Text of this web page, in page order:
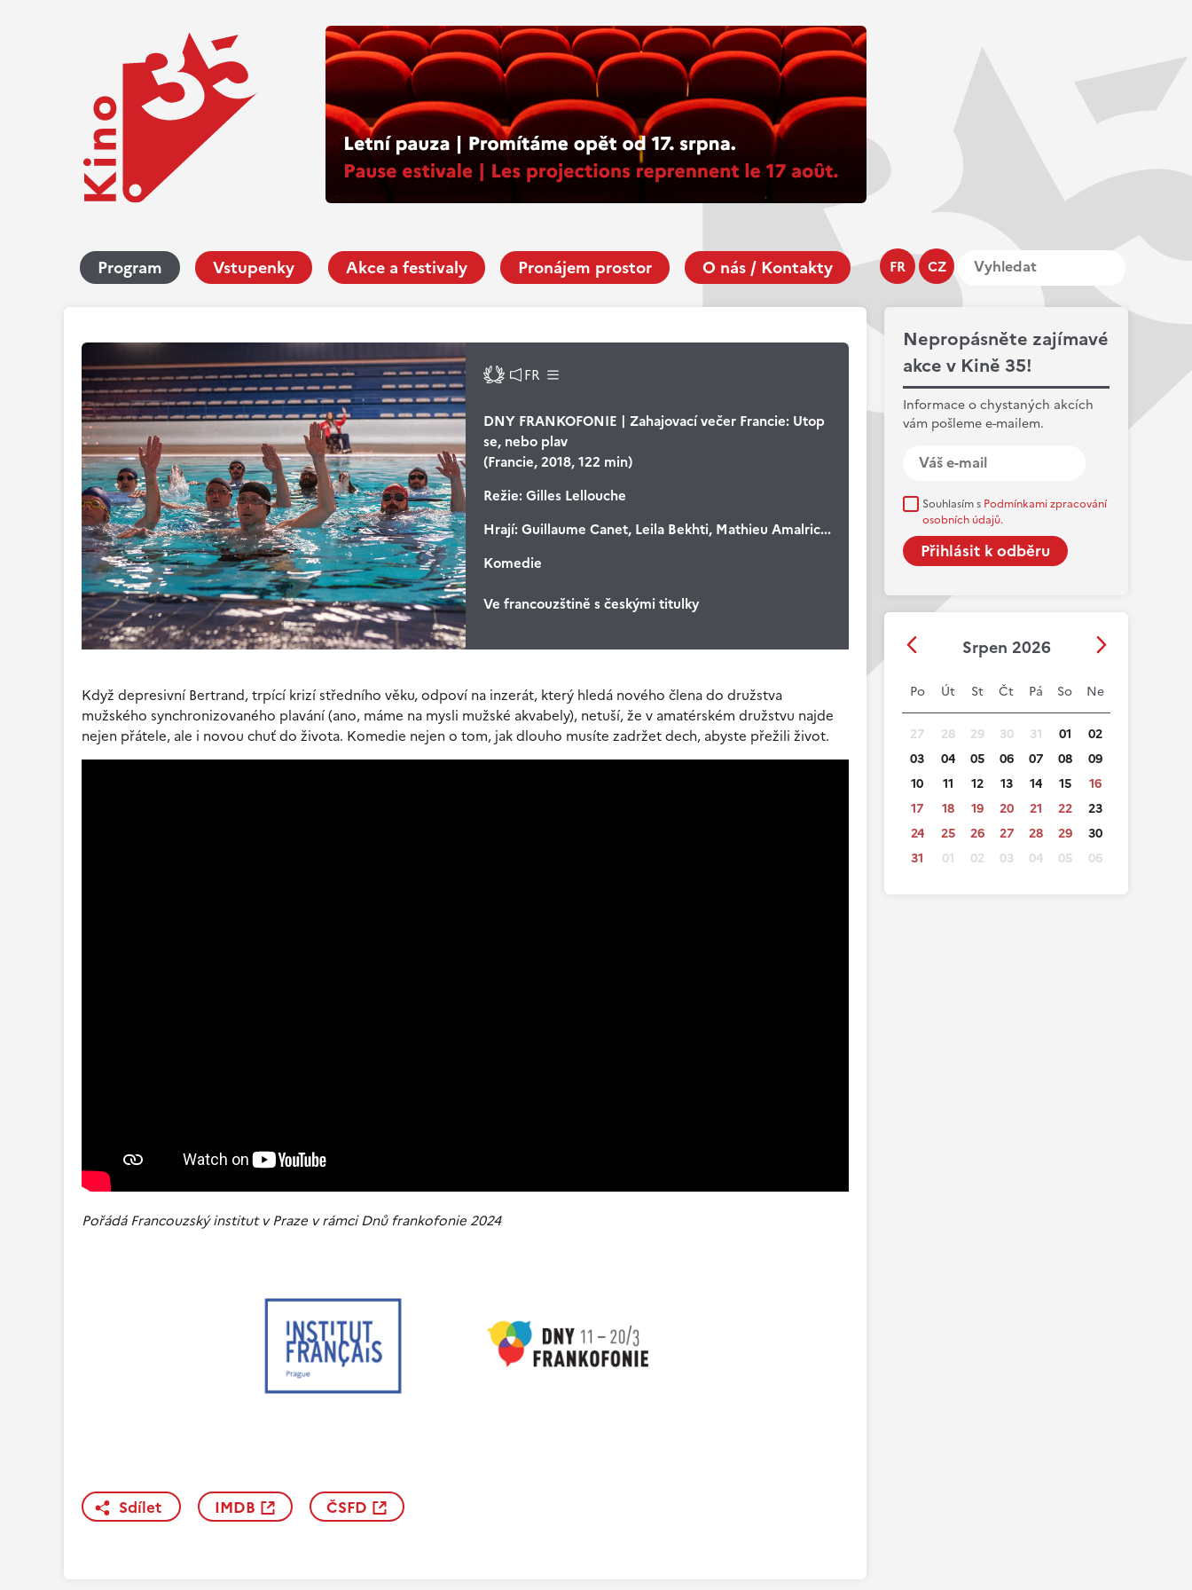
FR CZ
Program Vstupenky Akce a festivaly Pronájem prostor O nás / Kontakty
Nepropásněte zajímavé
akce v Kině 35!
Informace o chystaných akcích
vám pošleme e-mailem.
Souhlasím s Podmínkami zpracování
osobních údajů.
Srpen 2026
Po Út St Čt Pá So Ne
27 28 29 30 31 01
02
03
04 05 06 07 08
09
10
11 12 13 14 15
16
17
18 19 20 21 22
23
24
25 26 27 28 29
30
31
01 02 03 04 05 06
FR
DNY FRANKOFONIE | Zahajovací večer Francie: Utop
se, nebo plav
(Francie, 2018, 122 min)
Režie:Gilles Lellouche
Hrají:Guillaume Canet, Leila Bekhti, Mathieu Amalric...
Komedie
Ve francouzštině s českými titulky
Když depresivní Bertrand, trpící krizí středního věku, odpoví na inzerát, který hledá nového člena do družstva
mužského synchronizovaného plavání (ano, máme na mysli mužské akvabely), netuší, že v amatérském družstvu najde
nejen přátele, ale i novou chuť do života. Komedie nejen o tom, jak dlouho musíte zadržet dech, abyste přežili život.
Pořádá Francouzský institut v Praze v rámci Dnů frankofonie 2024
Sdílet IMDB ČSFD